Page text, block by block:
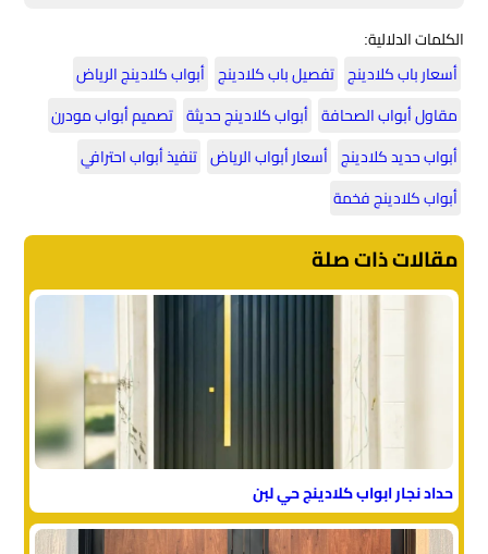
الكلمات الدلالية:
أسعار باب كلادينج تفصيل باب كلادينج أبواب كلادينج الرياض
مقاول أبواب الصحافة أبواب كلادينج حديثة تصميم أبواب مودرن
أبواب حديد كلادينج أسعار أبواب الرياض تنفيذ أبواب احترافي
أبواب كلادينج فخمة
مقالات ذات صلة
حداد نجار ابواب كلادينج حي لبن